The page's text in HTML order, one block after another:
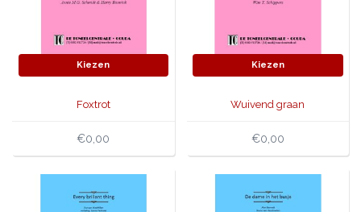
Kiezen
Foxtrot
€0,00
Kiezen
Wuivend graan
€0,00